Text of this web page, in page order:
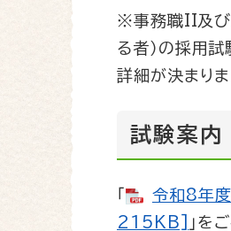
※事務職II及び
る者）の採用
詳細が決まり
試験案内
令和8年
215KB]
」を